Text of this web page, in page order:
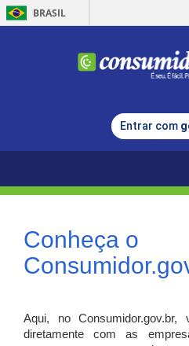
BRASIL
Entrar com
Conheça o
Aqui, no
diretamente com as